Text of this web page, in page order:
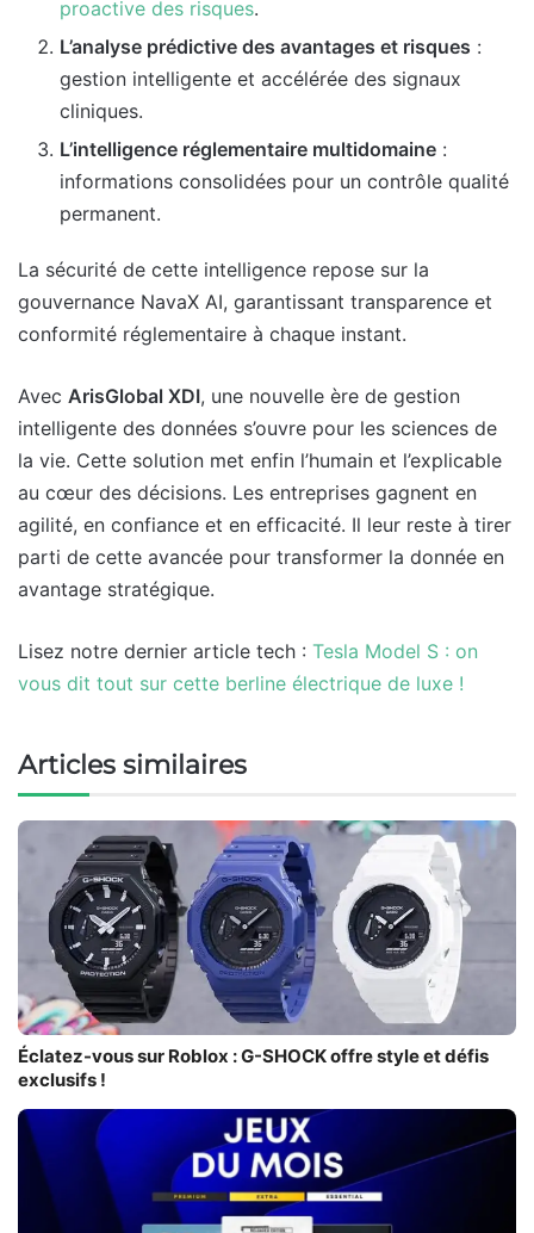
proactive des risques.
L’analyse prédictive des avantages et risques :
gestion intelligente et accélérée des signaux
cliniques.
L’intelligence réglementaire multidomaine :
informations consolidées pour un contrôle qualité
permanent.
La sécurité de cette intelligence repose sur la
gouvernance NavaX AI, garantissant transparence et
conformité réglementaire à chaque instant.
Avec ArisGlobal XDI, une nouvelle ère de gestion
intelligente des données s’ouvre pour les sciences de
la vie. Cette solution met enfin l’humain et l’explicable
au cœur des décisions. Les entreprises gagnent en
agilité, en confiance et en efficacité. Il leur reste à tirer
parti de cette avancée pour transformer la donnée en
avantage stratégique.
Lisez notre dernier article tech : Tesla Model S : on
vous dit tout sur cette berline électrique de luxe !
Articles similaires
Éclatez-vous sur Roblox : G-SHOCK offre style et défis
exclusifs !